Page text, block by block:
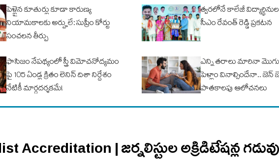
పెళ్లైన కూతుర్లు కూడా కారుణ్య
నియామకాలకు అర్హులే: సుప్రీం కోర్టు
సంచలన తీర్పు
త్వరలోనే కాలేజీ
సీఎం రేవంత్ రెడ్డి ప్రకటన
ఫాసిజం నేపథ్యంలో స్త్రీ విమోచనోద్యమం
పై 105 ఏండ్ల క్రితం లెనిన్ దిశా నిర్దేశం
నేటికీ మార్గదర్శకమే!
ఎన్ని తరాలు మారినా
పెళ్లాం వినాల్సిందేనా..
పాతకాలపు ఆలోచనలు
Accreditation | జర్నలిస్టుల అక్రిడిటేషన్ల